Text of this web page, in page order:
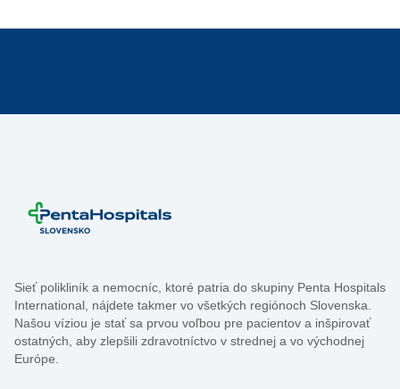
Sieť polikliník a nemocníc, ktoré patria do skupiny Penta Hospitals
International, nájdete takmer vo všetkých regiónoch Slovenska.
Našou víziou je stať sa prvou voľbou pre pacientov a inšpirovať
ostatných, aby zlepšili zdravotníctvo v strednej a vo východnej
Európe.